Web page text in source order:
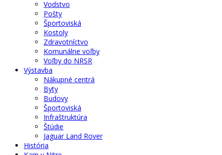
Vodstvo
Pošty
Športoviská
Kostoly
Zdravotníctvo
Komunálne voľby
Voľby do NRSR
Výstavba
Nákupné centrá
Byty
Budovy
Športoviská
Infraštruktúra
Štúdie
Jaguar Land Rover
História